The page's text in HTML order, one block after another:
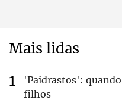
Mais lidas
'Paidrastos':
filhos